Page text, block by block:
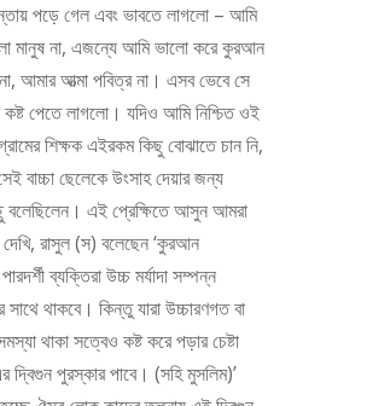
পড়ে গেল এবং ভাবতে লাগলো – আমি
মানুষ না, এজন্যে আমি ভালো করে কুরআন
আমার আত্মা পবিত্র না। এসব ভেবে সে
কষ্ট পেতে লাগলো। যদিও আমি নিশ্চিত ওই
শিক্ষক এইরকম কিছু বোঝাতে চান নি,
বাচ্চা ছেলেকে উংসাহ দেয়ার জন্য
এই প্রেক্ষিতে আসুন আমরা
দেখি, রাসুল (স) বলেছেন ‘কুরআন
ব্যক্তিরা উচ্চ মর্যাদা সম্পন্ন
সাথে থাকবে। কিন্তু যারা উচ্চারণগত বা
থাকা সত্বেও কষ্ট করে পড়ার চেষ্টা
দ্বিগুন পুরস্কার পাবে। (সহি মুসলিম)’